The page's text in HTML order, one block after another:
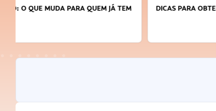
DICAS PARA OBTER CRÉDITO